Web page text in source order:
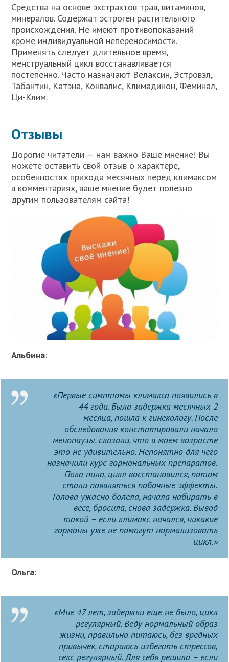
Средства на основе экстрактов трав, витаминов,
минералов. Содержат эстроген растительного
происхождения. Не имеют противопоказаний
кроме индивидуальной непереносимости.
Применять следует длительное время,
менструальный цикл восстанавливается
постепенно. Часто назначают Велаксин, Эстровэл,
Табантин, Катэна, Конвалис, Климадинон, Феминал,
Ци-Клим.
Отзывы
Дорогие читатели — нам важно Ваше мнение! Вы
можете оставить свой отзыв о характере,
особенностях прихода месячных перед климаксом
в комментариях, ваше мнение будет полезно
другим пользователям сайта!
Альбина:
«Первые симптомы климакса появились в
44 года. Была задержка месячных 2
месяца, пошла к гинекологу. После
обследования констатировали начало
менопаузы, сказали, что в моем возрасте
это не удивительно. Непонятно для чего
назначили курс гормональных препаратов.
Пока пила, цикл восстановился, потом
стали появляться побочные эффекты.
Голова ужасно болела, начала набирать в
весе, бросила, снова задержка. Вывод
такой – если климакс начался, никакие
гормоны уже не помогут нормализовать
цикл.»
Ольга:
«Мне 47 лет, задержки еще не было, цикл
регулярный. Веду нормальный образ
жизни, правильно питаюсь, без вредных
привычек, стараюсь избегать стрессов,
секс регулярный. Для себя решила – если